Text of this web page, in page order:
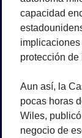
capacidad
protección de
Aun así, la
pocas horas
Wiles,
negocio de